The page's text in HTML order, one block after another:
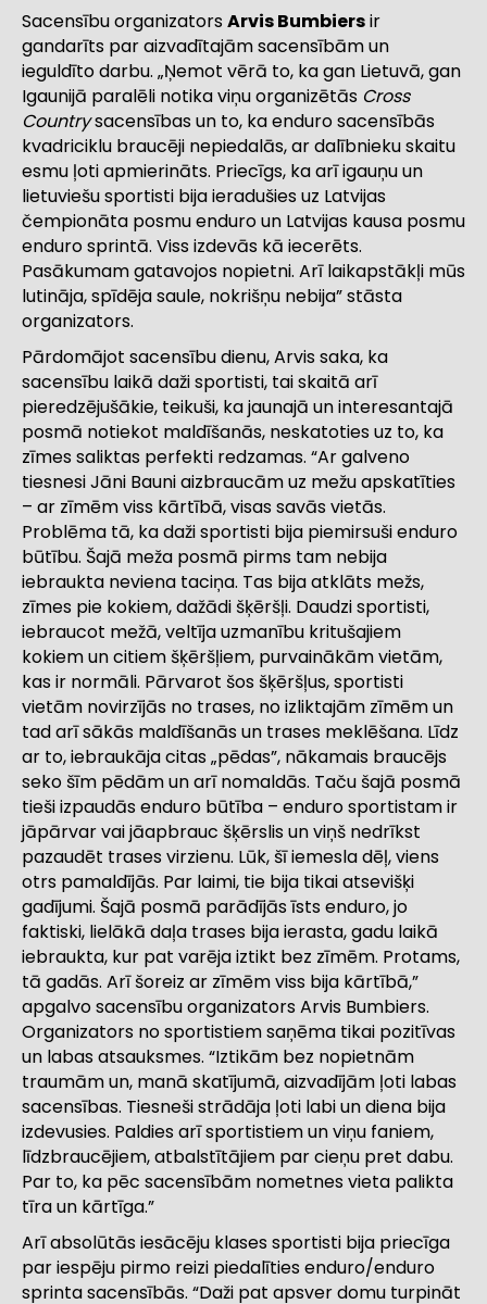
Sacensību organizators Arvis Bumbiersir
gandarīts par aizvadītajām sacensībām un
ieguldīto darbu. „Ņemot vērā to, ka gan Lietuvā, gan
Igaunijā paralēli notika viņu organizētās Cross
Countrysacensības un to, ka enduro sacensībās
kvadriciklu braucēji nepiedalās, ar dalībnieku skaitu
esmu ļoti apmierināts. Priecīgs, ka arī igauņu un
lietuviešu sportisti bija ieradušies uz Latvijas
čempionāta posmu enduro un Latvijas kausa posmu
enduro sprintā. Viss izdevās kā iecerēts.
Pasākumam gatavojos nopietni. Arī laikapstākļi mūs
lutināja, spīdēja saule, nokrišņu nebija” stāsta
organizators.
Pārdomājot sacensību dienu, Arvis saka, ka
sacensību laikā daži sportisti, tai skaitā arī
pieredzējušākie, teikuši, ka jaunajā un interesantajā
posmā notiekot maldīšanās, neskatoties uz to, ka
zīmes saliktas perfekti redzamas. “Ar galveno
tiesnesi Jāni Bauni aizbraucām uz mežu apskatīties
– ar zīmēm viss kārtībā, visas savās vietās.
Problēma tā, ka daži sportisti bija piemirsuši enduro
būtību. Šajā meža posmā pirms tam nebija
iebraukta neviena taciņa. Tas bija atklāts mežs,
zīmes pie kokiem, dažādi šķēršļi. Daudzi sportisti,
iebraucot mežā, veltīja uzmanību kritušajiem
kokiem un citiem šķēršļiem, purvainākām vietām,
kas ir normāli. Pārvarot šos šķēršļus, sportisti
vietām novirzījās no trases, no izliktajām zīmēm un
tad arī sākās maldīšanās un trases meklēšana. Līdz
ar to, iebraukāja citas „pēdas”, nākamais braucējs
seko šīm pēdām un arī nomaldās. Taču šajā posmā
tieši izpaudās enduro būtība – enduro sportistam ir
jāpārvar vai jāapbrauc šķērslis un viņš nedrīkst
pazaudēt trases virzienu. Lūk, šī iemesla dēļ, viens
otrs pamaldījās. Par laimi, tie bija tikai atsevišķi
gadījumi. Šajā posmā parādījās īsts enduro, jo
faktiski, lielākā daļa trases bija ierasta, gadu laikā
iebraukta, kur pat varēja iztikt bez zīmēm. Protams,
tā gadās. Arī šoreiz ar zīmēm viss bija kārtībā,”
apgalvo sacensību organizators Arvis Bumbiers.
Organizators no sportistiem saņēma tikai pozitīvas
un labas atsauksmes. “Iztikām bez nopietnām
traumām un, manā skatījumā, aizvadījām ļoti labas
sacensības. Tiesneši strādāja ļoti labi un diena bija
izdevusies. Paldies arī sportistiem un viņu faniem,
līdzbraucējiem, atbalstītājiem par cieņu pret dabu.
Par to, ka pēc sacensībām nometnes vieta palikta
tīra un kārtīga.”
Arī absolūtās iesācēju klases sportisti bija priecīga
par iespēju pirmo reizi piedalīties enduro/enduro
sprinta sacensībās. “Daži pat apsver domu turpināt